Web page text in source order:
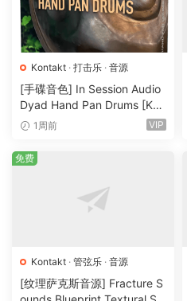
Kontakt · 打击乐 · 音源
[手碟音色] In Session Audio
Dyad Hand Pan Drums [KO
NTAKT]（4.33GB）
1周前 VIP
Kontakt · 管弦乐 · 音源
[纹理萨克斯音源] Fracture S
免费